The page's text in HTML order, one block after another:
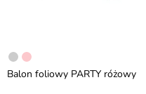
Balon foliowy PARTY różowy